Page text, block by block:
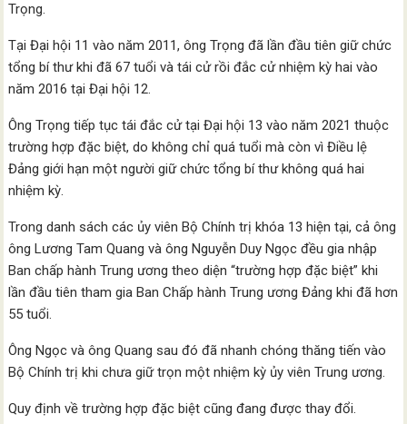
Trọng.
Tại Đại hội 11 vào năm 2011, ông Trọng đã lần đầu tiên giữ chức
tổng bí thư khi đã 67 tuổi và tái cử rồi đắc cử nhiệm kỳ hai vào
năm 2016 tại Đại hội 12.
Ông Trọng tiếp tục tái đắc cử tại Đại hội 13 vào năm 2021 thuộc
trường hợp đặc biệt, do không chỉ quá tuổi mà còn vì Điều lệ
Đảng giới hạn một người giữ chức tổng bí thư không quá hai
nhiệm kỳ.
Trong danh sách các ủy viên Bộ Chính trị khóa 13 hiện tại, cả ông
ông Lương Tam Quang và ông Nguyễn Duy Ngọc đều gia nhập
Ban chấp hành Trung ương theo diện “trường hợp đặc biệt” khi
lần đầu tiên tham gia Ban Chấp hành Trung ương Đảng khi đã hơn
55 tuổi.
Ông Ngọc và ông Quang sau đó đã nhanh chóng thăng tiến vào
Bộ Chính trị khi chưa giữ trọn một nhiệm kỳ ủy viên Trung ương.
Quy định về trường hợp đặc biệt cũng đang được thay đổi.